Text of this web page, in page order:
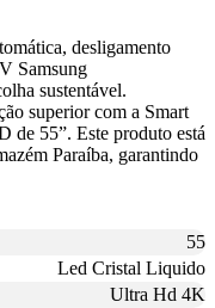
desligamento
Samsung
sustentável.
superior com a Smart
55”. Este produto está
Paraíba, garantindo
55
Led Cristal Liquido
Ultra Hd 4K